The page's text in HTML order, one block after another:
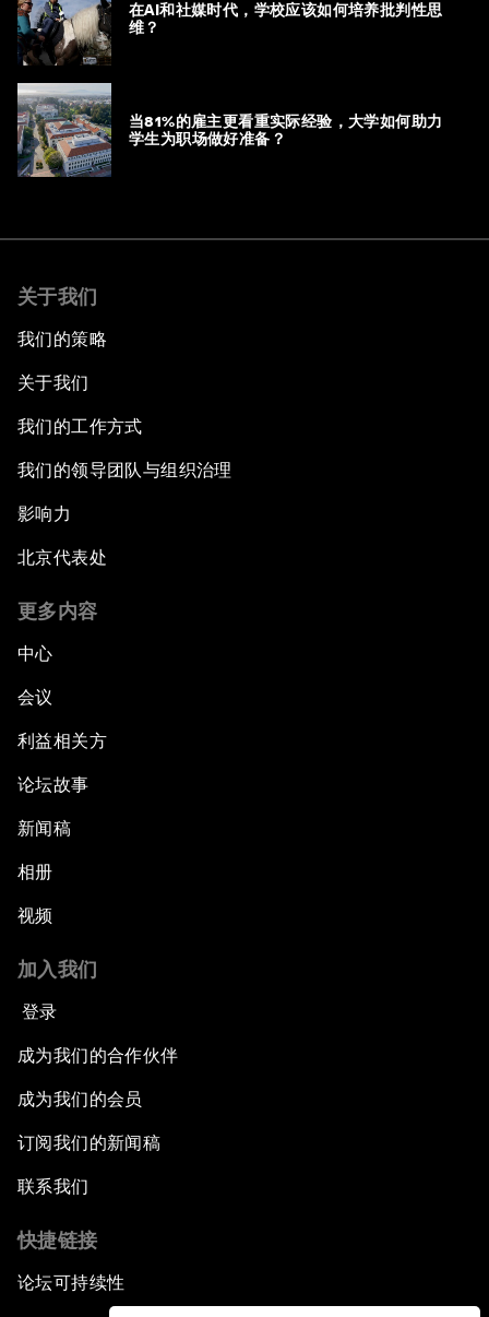
在AI和社媒时代，学校应该如何培养批判性思
维？
当81%的雇主更看重实际经验，大学如何助力
学生为职场做好准备？
关于我们
我们的策略
关于我们
我们的工作方式
我们的领导团队与组织治理
影响力
北京代表处
更多内容
中心
会议
利益相关方
论坛故事
新闻稿
相册
视频
加入我们
登录
成为我们的合作伙伴
成为我们的会员
订阅我们的新闻稿
联系我们
快捷链接
论坛可持续性